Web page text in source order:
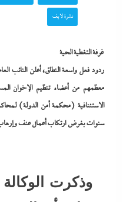
نشرة لايف
غرفة التغطية الحية
معظمهم من أعضاء تنظيم الإخوان
سنوات بغرض ارتكاب أعمال عنف وإرهاب
وذكرت الوكالة